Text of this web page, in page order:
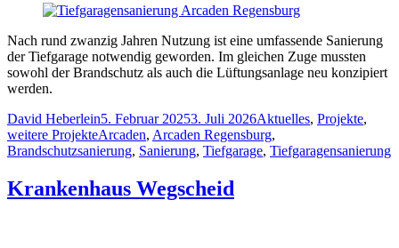
Nach rund zwanzig Jahren Nutzung ist eine umfassende Sanierung
der Tiefgarage notwendig geworden. Im gleichen Zuge mussten
sowohl der Brandschutz als auch die Lüftungsanlage neu konzipiert
werden.
Posted
by
David Heberlein5. Februar 20253. Juli 2026Posted
in
Aktuelles, Projekte,
weitere ProjekteTags:
Arcaden, Arcaden Regensburg,
Brandschutzsanierung, Sanierung, Tiefgarage, Tiefgaragensanierung
Krankenhaus Wegscheid